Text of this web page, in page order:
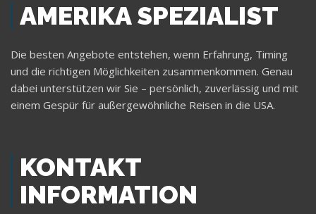
AMERIKA SPEZIALIST
Die besten Angebote entstehen, wenn Erfahrung, Timing
und die richtigen Möglichkeiten zusammenkommen. Genau
dabei unterstützen wir Sie – persönlich, zuverlässig und mit
einem Gespür für außergewöhnliche Reisen in die USA.
KONTAKT
INFORMATION